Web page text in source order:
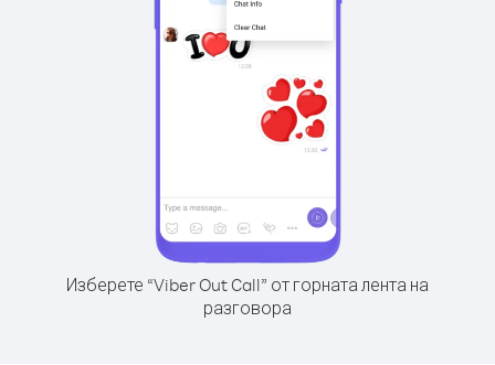
Изберете “Viber Out Call” от горната лента на
разговора